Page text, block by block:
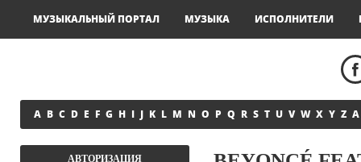
МУЗЫКАЛЬНЫЙ ПОРТАЛ МУЗЫКА ИСПОЛНИТЕЛИ
A B C D E F G H I J K L M N O P Q R S T U V W X Y Z А
АВТОРИЗАЦИЯ